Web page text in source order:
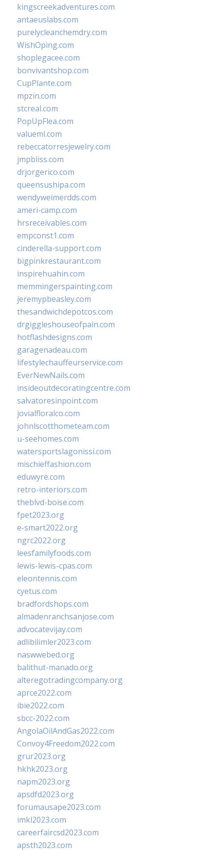
kingscreekadventures.com
antaeuslabs.com
purelycleanchemdry.com
WishOping.com
shoplegacee.com
bonvivantshop.com
CupPlante.com
mpzin.com
stcreal.com
PopUpFlea.com
valueml.com
rebeccatorresjewelry.com
jmpbliss.com
drjorgerico.com
queensushipa.com
wendyweimerdds.com
ameri-camp.com
hrsreceivables.com
empconst1.com
cinderella-support.com
bigpinkrestaurant.com
inspirehuahin.com
memmingerspainting.com
jeremypbeasley.com
thesandwichdepotcos.com
drgiggleshouseofpain.com
hotflashdesigns.com
garagenadeau.com
lifestylechauffeurservice.com
EverNewNails.com
insideoutdecoratingcentre.com
salvatoresinpoint.com
jovialfloralco.com
johnlscotthometeam.com
u-seehomes.com
watersportslagonissi.com
mischieffashion.com
eduwyre.com
retro-interiors.com
theblvd-boise.com
fpet2023.org
e-smart2022.org
ngrc2022.org
leesfamilyfoods.com
lewis-lewis-cpas.com
eleontennis.com
cyetus.com
bradfordshops.com
almadenranchsanjose.com
advocatevijay.com
adlibilimler2023.com
naswwebed.org
balithut-manado.org
alteregotradingcompany.org
aprce2022.com
ibie2022.com
sbcc-2022.com
AngolaOilAndGas2022.com
Convoy4Freedom2022.com
grur2023.org
hkhk2023.org
napm2023.org
apsdfd2023.org
forumausape2023.com
imkl2023.com
careerfaircsd2023.com
apsth2023.com